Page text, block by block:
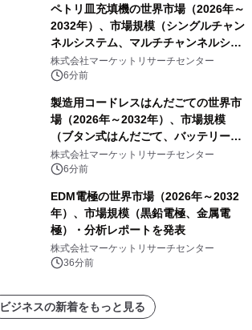
ペトリ皿充填機の世界市場（2026年～
2032年）、市場規模（シングルチャン
ネルシステム、マルチチャンネルシス
テム）・分析レポートを発表
株式会社マーケットリサーチセンター
6分前
製造用コードレスはんだごての世界市
場（2026年～2032年）、市場規模
（ブタン式はんだごて、バッテリー式
はんだごて、その他）・分析レポート
を発表
株式会社マーケットリサーチセンター
6分前
EDM電極の世界市場（2026年～2032
年）、市場規模（黒鉛電極、金属電
極）・分析レポートを発表
株式会社マーケットリサーチセンター
36分前
ビジネスの新着をもっと見る